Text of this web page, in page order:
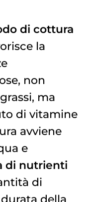
di cottura
la
non
ma
di vitamine
avviene
e
di nutrienti
di
della